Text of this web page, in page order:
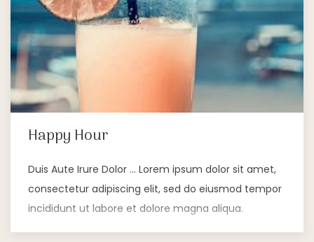
Happy Hour
Duis Aute Irure Dolor … Lorem ipsum dolor sit amet,
consectetur adipiscing elit, sed do eiusmod tempor
incididunt ut labore et dolore magna aliqua.